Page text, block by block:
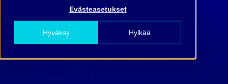
Evästeasetukset
Hyväksy Hylkää